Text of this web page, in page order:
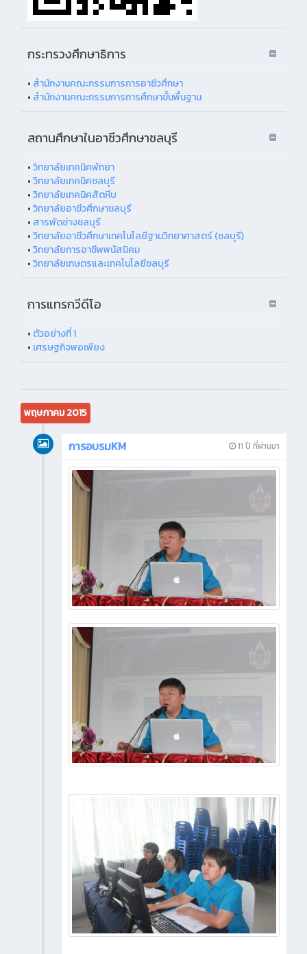
กระทรวงศึกษาธิการ
• สำนักงานคณะกรรมการการอาชีวศึกษา
• สำนักงานคณะกรรมการการศึกษาขั้นพื้นฐาน
สถานศึกษาในอาชีวศึกษาชลบุรี
•วิทยาลัยเทคนิคพัทยา
•วิทยาลัยเทคนิคชลบุรี
•วิทยาลัยเทคนิคสัตหีบ
•วิทยาลัยอาชีวศึกษาชลบุรี
• สารพัดช่างชลบุรี
•วิทยาลัยอาชีวศึกษาเทคโนโลยีฐานวิทยาศาสตร์ (ชลบุรี)
•วิทยาลัยการอาชีพพนัสนิคม
•วิทยาลัยเกษตรและเทคโนโลยีชลบุรี
การแทรกวีดีโอ
• ตัวอย่างที่ 1
• เศรษฐกิจพอเพียง
พฤษภาคม 2015
11 ปี ที่ผ่านมา
การอบรมKM